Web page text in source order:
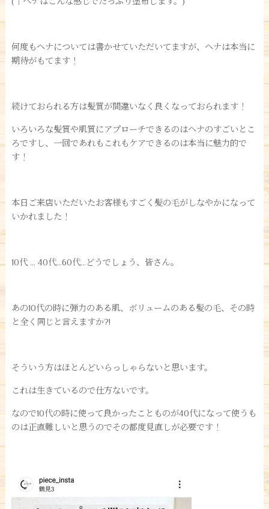
何度もヘナについては書かせていただいてますが、ヘナは本当に
期待がもてます！
続けておられる方は髪質が間違いなく良くなっておられます！
いろいろな髪質や肌質にアプローチできるのはヘナのすごいとこ
ろですし、一回であれもこれもケアできるのは本当に魅力的で
す！
本日ご来店いただいたお客様もすごく髪の毛がしなやかになって
いかれました！
10代 … 40代…60代…どうでしょう、皆さん。
あの10代の時に弾力のある肌、ボリュームのある髪の毛、その時
と全く同じと言えますか?!
そういう方はほとんどいらっしゃらないと思います。
これは生きているので仕方ないです。
なので10代の時に使って良かったことものが40代になって使うも
のは正直難しいと思うのでその都度見直しが必要です！